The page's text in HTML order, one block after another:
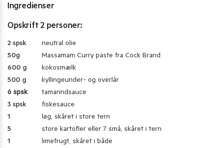
Ingredienser
Opskrift 2 personer:
2 spsk
neutral olie
50g
Massamam Curry paste fra Cock Brand
600 g
kokosmælk
500 g
kyllingeunder- og overlår
6 spsk
tamarindsauce
3 spsk
fiskesauce
1
løg, skåret i store tern
5
store kartofler eller 7 små, skåret i tern
1
limefrugt, skåret i både